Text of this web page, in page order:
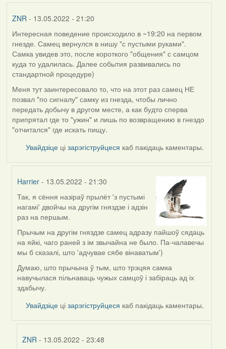
ZNR- 13.05.2022 - 21:20
Интересная поведение происходило в ~19:20 на первом
гнезде. Самец вернулся в нишу "с пустыми руками".
Самка увидев это, после короткого "общения" с самцом
куда то удалилась. Далее события развивались по
стандартной процедуре)
Меня тут заинтересовало то, что на этот раз самец НЕ
позвал "по сигналу" самку из гнезда, чтобы лично
передать добычу в другом месте, а как будто сперва
припрятал где то "ужин" и лишь по возвращению в гнездо
"отчитался" где искать пищу.
Увайдзіце цізарэгіструйцеся каб пакідаць каментары.
Harrier - 13.05.2022 - 21:30
In
reply
to
by
ZNR
Так, я сёння назіраў прылёт 'з пустымі
нагамі' двойчы на другім гняздзе і адзін
раз на першым.
Прычым на другім гняздзе самец адразу пайшоў сядаць
на яйкі, чаго раней з ім звычайна не было. Па-чалавечы
мы б сказалі, што 'адчувае сябе вінаватым')
Думаю, што прычына ў тым, што трэцяя самка
навучылася пільнаваць чужых самцоў і забіраць ад іх
здабычу.
Увайдзіце цізарэгіструйцеся каб пакідаць каментары.
ZNR - 13.05.2022 - 23:48